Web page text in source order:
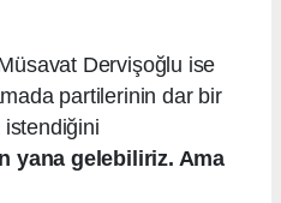
Dervişoğlu ise
partilerinin dar bir
istendiğini
yana gelebiliriz. Ama